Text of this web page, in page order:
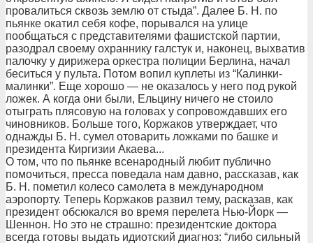
провалиться сквозь землю от стыда”. Далее Б. Н. по
пьянке окатил себя кофе, порывался на улице
пообщаться с представителями фашистской партии,
разодрал своему охраннику галстук и, наконец, выхватив
палочку у дирижера оркестра полиции Берлина, начал
беситься у пульта. Потом вопил куплеты из “Калинки-
малинки”. Еще хорошо — не оказалось у него под рукой
ложек. А когда они были, Ельцину ничего не стоило
отыграть плясовую на головах у сопровождавших его
чиновников. Больше того, Коржаков утверждает, что
однажды Б. Н. сумел отоварить ложками по башке и
президента Киргизии Акаева...
О том, что по пьянке всенародный любит публично
помочиться, пресса поведала нам давно, рассказав, как
Б. Н. пометил колесо самолета в международном
аэропорту. Теперь Коржаков развил тему, расказав, как
президент обсюкался во время перелета Нью-Йорк —
Шеннон. Но это не страшно: президентские доктора
всегда готовы выдать идиотский диагноз: “либо сильный